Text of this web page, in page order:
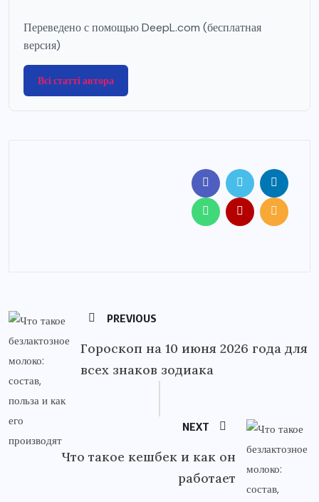
Переведено с помощью DeepL.com (бесплатная
версия)
Всі статті автора
PREVIOUS
Гороскоп на 10 июня 2026 года для
всех знаков зодиака
NEXT
Что такое кешбек и как он
работает